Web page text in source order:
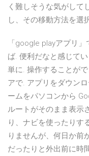
く難しそうな気がして
し、その移動方法を選
「google playアプリ
ば. 便利だなと感じて
単に. 操作することが
アで. アプリをダウン
ームをパソコンから
ルートがそのまま表示
り、ナビを使ったりす
りませんが、何日か前
だったりと外出前に時